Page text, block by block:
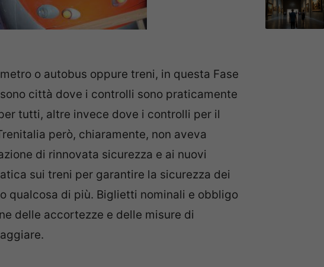
o autobus oppure treni, in questa Fase
città dove i controlli sono praticamente
tutti, altre invece dove i controlli per il
però, chiaramente, non aveva
di rinnovata sicurezza e ai nuovi
sui treni per garantire la sicurezza dei
qualcosa di più. Biglietti nominali e obbligo
delle accortezze e delle misure di